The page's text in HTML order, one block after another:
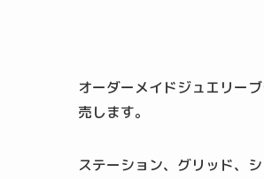
オーダーメイドジュエリー
売します。
ステーション、グリッド、